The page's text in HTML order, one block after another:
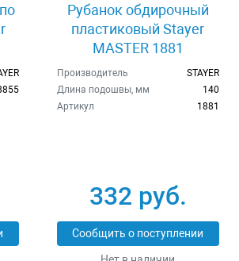
Рубанок обдирочный
пластиковый Stayer
MASTER 1881
Производитель
STAYER
Длина подошвы, мм
140
Артикул
1881
332 руб.
Сообщить о поступлении